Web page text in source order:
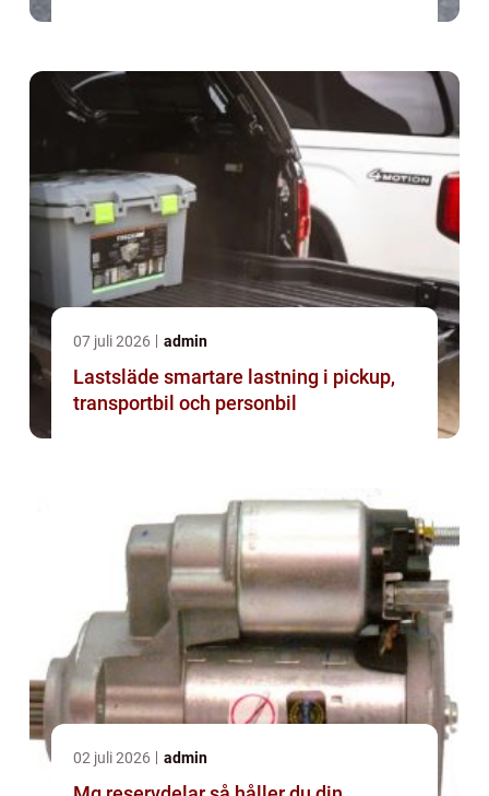
07 juli 2026 admin
Lastsläde smartare lastning i pickup,
transportbil och personbil
02 juli 2026 admin